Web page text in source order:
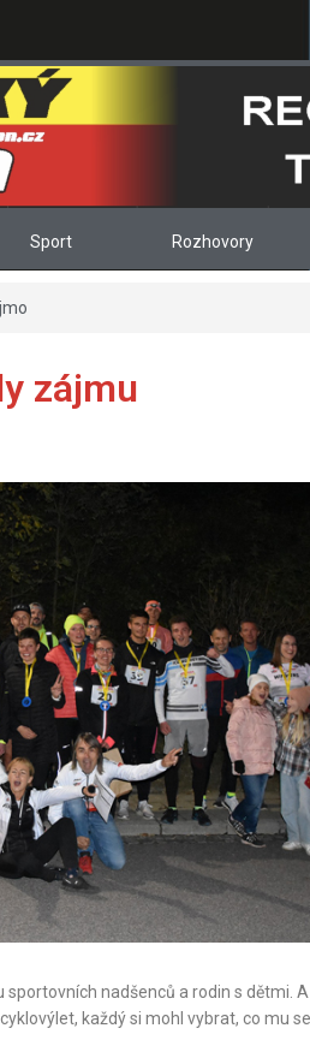
Sport Rozhovory
zájmu
nadšenců a rodin s dětmi.
každý si mohl vybrat, co mu